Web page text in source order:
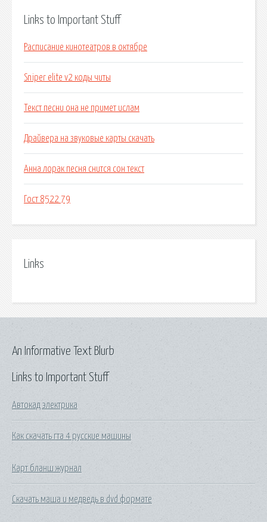
Links to Important Stuff
Расписание кинотеатров в октябре
Sniper elite v2 коды читы
Текст песни она не примет ислам
Драйвера на звуковые карты скачать
Анна лорак песня снится сон текст
Гост 8522 79
Links
Links to Important Stuff
Автокад электрика
Как скачать гта 4 русские машины
Карт бланш журнал
Скачать маша и медведь в dvd формате
An Informative Text Blurb